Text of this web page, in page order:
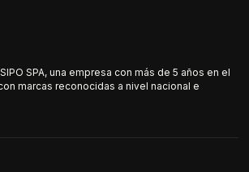
SPA, una empresa con más de 5 años en el
marcas reconocidas a nivel nacional e